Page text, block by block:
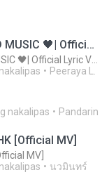
ไม่มีใครรู้ตัวเรา– UNHEARD MUSIC 🖤| Official Lyric Video | เพลงสู้ชีวิต
Peeraya L.
nakalipas Pandarin
[Official MV]
MV]
นวมินทร์